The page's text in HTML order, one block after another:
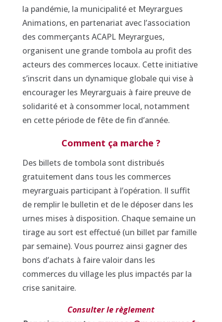
la pandémie, la municipalité et Meyrargues
Animations, en partenariat avec l’association
des commerçants ACAPL Meyrargues,
organisent une grande tombola au profit des
acteurs des commerces locaux. Cette initiative
s’inscrit dans un dynamique globale qui vise à
encourager les Meyrarguais à faire preuve de
solidarité et à consommer local, notamment
en cette période de fête de fin d’année.
Comment ça marche ?
Des billets de tombola sont distribués
gratuitement dans tous les commerces
meyrarguais participant à l’opération. Il suffit
de remplir le bulletin et de le déposer dans les
urnes mises à disposition. Chaque semaine un
tirage au sort est effectué (un billet par famille
par semaine). Vous pourrez ainsi gagner des
bons d’achats à faire valoir dans les
commerces du village les plus impactés par la
crise sanitaire.
Consulter le règlement